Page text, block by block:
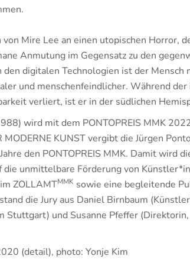
Mire Lee an einen utopischen Horror,
Anmutung im Gegensatz zu den
digitalen Technologien ist der Mensch
und menschenfeindlicher. Während
verliert, ist er in der südlichen
wird mit dem PONTOPREIS MMK
MODERNE KUNST vergibt die Jürgen
den PONTOPREIS MMK. Damit wird
die unmittelbare Förderung von
ZOLLAMTMMK sowie eine begleitende
die Jury aus Daniel Birnbaum
und Susanne Pfeffer (Direktorin,
(detail), photo: Yonje Kim